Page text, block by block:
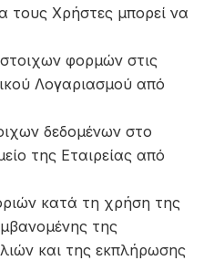
τους Χρήστες μπορεί να
φορμών στις
Λογαριασμού από
δεδομένων στο
της Εταιρείας από
κατά τη χρήση της
της
και της εκπλήρωσης